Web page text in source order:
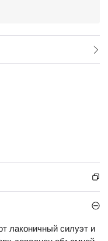
лаконичный силуэт и